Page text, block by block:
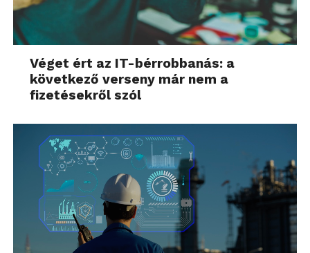
Véget ért az IT-bérrobbanás: a
következő verseny már nem a
fizetésekről szól